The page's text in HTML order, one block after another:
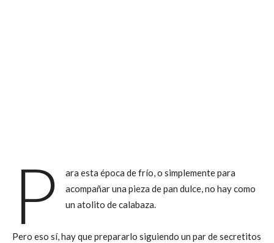
P
ara esta época de frío, o simplemente para
acompañar una pieza de pan dulce, no hay como
un atolito de calabaza.
Pero eso sí, hay que prepararlo siguiendo un par de secretitos